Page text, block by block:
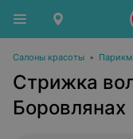
Салоны красоты •
Стрижка
Боровлянах